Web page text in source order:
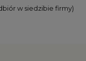
w siedzibie firmy)